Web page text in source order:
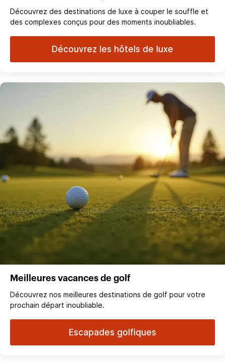
Découvrez des destinations de luxe à couper le souffle et
des complexes conçus pour des moments inoubliables.
Découvrez les hôtels de luxe
Meilleures vacances de golf
Découvrez nos meilleures destinations de golf pour votre
prochain départ inoubliable.
Escapades golfiques